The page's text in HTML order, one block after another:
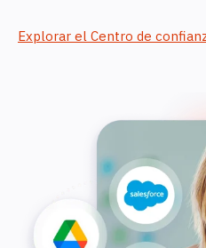
Explorar el Centro de